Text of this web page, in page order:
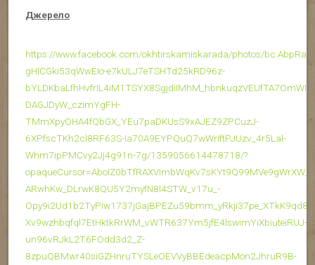
Джерело:
https://www.facebook.com/okhtirskamiskarada/photos/
gHlCGki53qWwEIo-e7kULJ7eTSHTd25kRD96z-
bYLDKbaLfhHvfrIL4iM1TSYX8SgjdiIMhM_hbnkuqzVEUfTA7OmWI–
DAGJDyW_czimYgFH-
TMmXpyOHA4fQbGX_YEu7paDKUsS9xAJEZ9ZPCuzJ-
6XPfscTKh2cl8RF63S-Ia70A9EYPQuQ7wWrIftPJUzv_4r5Lal-
Whm7ipPMCvy2Jj4g91n-7g/1359056614478718/?
ARwhKw_DLrwK8QU5Y2myfN8l4STW_v17u_-
Xv9wzhbqfql7EtHktkRrWM_vWTR637Ym5jfE4lswimYiXbiuteiRUJ-
un96vRJkL2T6FOdd3d2_Z-
8zpuQBMwr40siGZHnruTYSLeOEVVyBBEdeacpMon2JhruR9B-